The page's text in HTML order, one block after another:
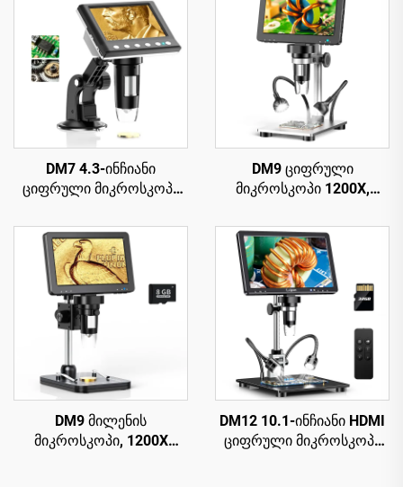
DM7 4.3-ინჩიანი
ციფრული მიკროსკოპი
1080p, თავსებადი
Windows/Mac OS-თან
DM9 ციფრული
მიკროსკოპი 1200X,
მონეტებისთვის, 12MP,
PCB სქემის
შესაკეთებლად
DM9 მილენის
მიკროსკოპი, 1200X
DM12 10.1-ინჩიანი HDMI
ციფრული მიკროსკოპი